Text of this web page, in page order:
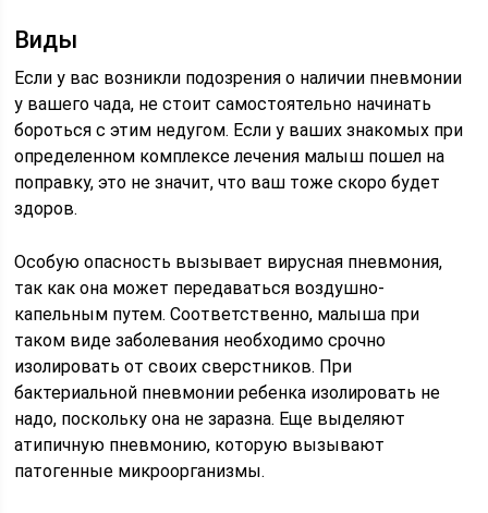
Виды
Если у вас возникли подозрения о наличии пневмонии
у вашего чада, не стоит самостоятельно начинать
бороться с этим недугом. Если у ваших знакомых при
определенном комплексе лечения малыш пошел на
поправку, это не значит, что ваш тоже скоро будет
здоров.
Особую опасность вызывает вирусная пневмония,
так как она может передаваться воздушно-
капельным путем. Соответственно, малыша при
таком виде заболевания необходимо срочно
изолировать от своих сверстников. При
бактериальной пневмонии ребенка изолировать не
надо, поскольку она не заразна. Еще выделяют
атипичную пневмонию, которую вызывают
патогенные микроорганизмы.